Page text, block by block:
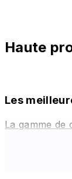
Haute
Les
La gamme de